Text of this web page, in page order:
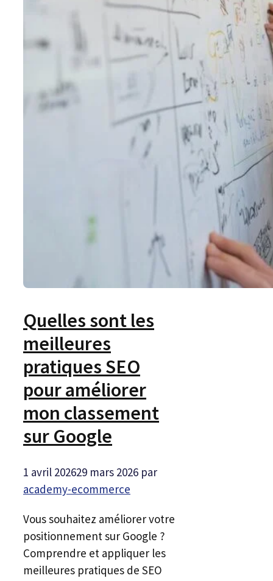
Quelles sont les
meilleures
pratiques SEO
pour améliorer
mon classement
sur Google
1 avril 202629 mars 2026 par
academy-ecommerce
Vous souhaitez améliorer votre
positionnement sur Google ?
Comprendre et appliquer les
meilleures pratiques de SEO